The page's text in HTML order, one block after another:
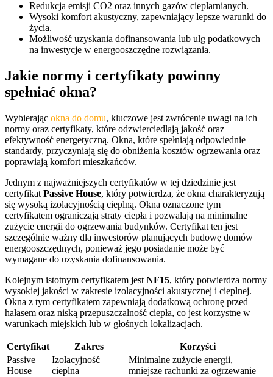
Redukcja emisji CO2 oraz innych gazów cieplarnianych.
Wysoki komfort akustyczny, zapewniający lepsze warunki do
życia.
Możliwość uzyskania dofinansowania lub ulg podatkowych
na inwestycje w energooszczędne rozwiązania.
Jakie normy i certyfikaty powinny
spełniać okna?
Wybierając okna do domu, kluczowe jest zwrócenie uwagi na ich
normy oraz certyfikaty, które odzwierciedlają jakość oraz
efektywność energetyczną. Okna, które spełniają odpowiednie
standardy, przyczyniają się do obniżenia kosztów ogrzewania oraz
poprawiają komfort mieszkańców.
Jednym z najważniejszych certyfikatów w tej dziedzinie jest
certyfikat Passive House, który potwierdza, że okna charakteryzują
się wysoką izolacyjnością cieplną. Okna oznaczone tym
certyfikatem ograniczają straty ciepła i pozwalają na minimalne
zużycie energii do ogrzewania budynków. Certyfikat ten jest
szczególnie ważny dla inwestorów planujących budowę domów
energooszczędnych, ponieważ jego posiadanie może być
wymagane do uzyskania dofinansowania.
Kolejnym istotnym certyfikatem jest NF15, który potwierdza normy
wysokiej jakości w zakresie izolacyjności akustycznej i cieplnej.
Okna z tym certyfikatem zapewniają dodatkową ochronę przed
hałasem oraz niską przepuszczalność ciepła, co jest korzystne w
warunkach miejskich lub w głośnych lokalizacjach.
Certyfikat Zakres
Korzyści
Passive
House
Izolacyjność
cieplna
Minimalne zużycie energii,
mniejsze rachunki za ogrzewanie